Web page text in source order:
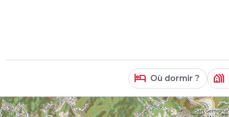
hotel Où dormir ? holiday_village